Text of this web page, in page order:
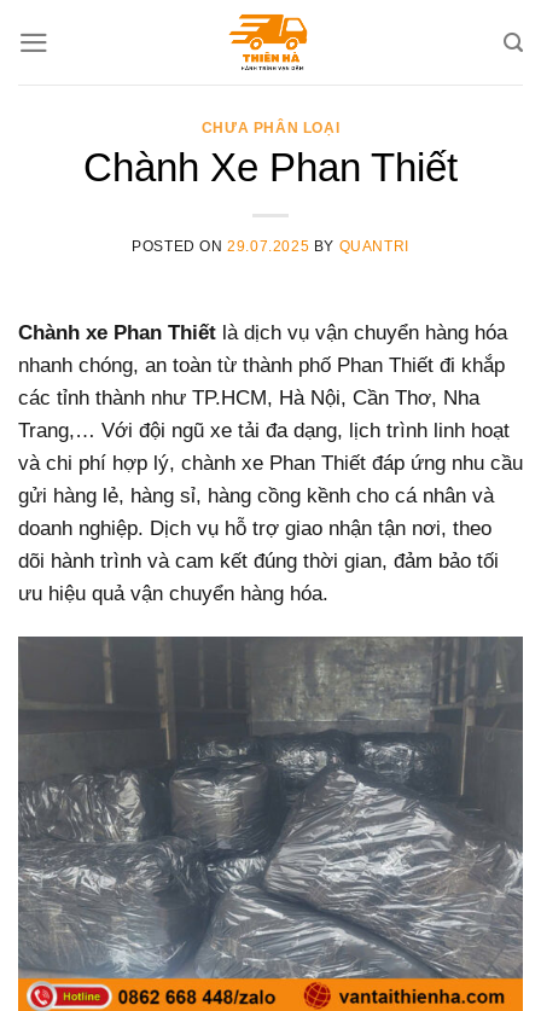
CHƯA PHÂN LOẠI
Chành Xe Phan Thiết
POSTED ON29.07.2025 BY QUANTRI
Chành xe Phan Thiết là dịch vụ vận chuyển hàng hóa
nhanh chóng, an toàn từ thành phố Phan Thiết đi khắp
các tỉnh thành như TP.HCM, Hà Nội, Cần Thơ, Nha
Trang,… Với đội ngũ xe tải đa dạng, lịch trình linh hoạt
và chi phí hợp lý, chành xe Phan Thiết đáp ứng nhu cầu
gửi hàng lẻ, hàng sỉ, hàng cồng kềnh cho cá nhân và
doanh nghiệp. Dịch vụ hỗ trợ giao nhận tận nơi, theo
dõi hành trình và cam kết đúng thời gian, đảm bảo tối
ưu hiệu quả vận chuyển hàng hóa.